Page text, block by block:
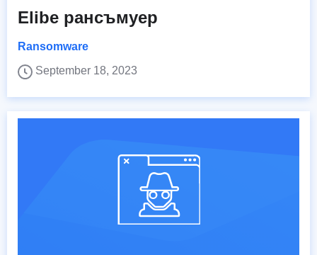
Elibe рансъмуер
Ransomware
September 18, 2023